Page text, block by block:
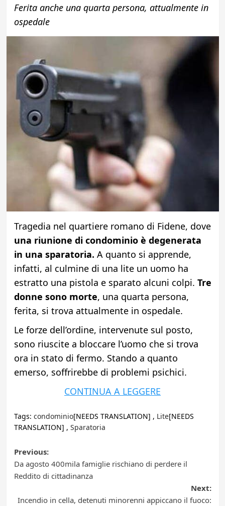
Ferita anche una quarta persona, attualmente in
ospedale
Tragedia nel quartiere romano di Fidene, dove
una riunione di condominio è degenerata
in una sparatoria. A quanto si apprende,
infatti, al culmine di una lite un uomo ha
estratto una pistola e sparato alcuni colpi. Tre
donne sono morte, una quarta persona,
ferita, si trova attualmente in ospedale.
Le forze dell’ordine, intervenute sul posto,
sono riuscite a bloccare l’uomo che si trova
ora in stato di fermo. Stando a quanto
emerso, soffrirebbe di problemi psichici.
CONTINUA A LEGGERE
Tags: condominio[NEEDS TRANSLATION] , Lite[NEEDS
TRANSLATION] , Sparatoria
Post
navigation
Previous:
Da agosto 400mila famiglie rischiano di perdere il
Reddito di cittadinanza
Next:
Incendio in cella, detenuti minorenni appiccano il fuoco: